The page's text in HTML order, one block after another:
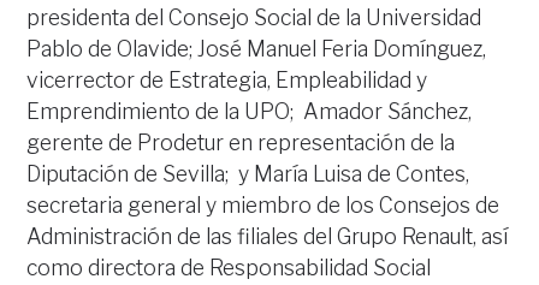
presidenta del Consejo Social de la Universidad
Pablo de Olavide; José Manuel Feria Domínguez,
vicerrector de Estrategia, Empleabilidad y
Emprendimiento de la UPO; Amador Sánchez,
gerente de Prodetur en representación de la
Diputación de Sevilla; y María Luisa de Contes,
secretaria general y miembro de los Consejos de
Administración de las filiales del Grupo Renault, así
como directora de Responsabilidad Social